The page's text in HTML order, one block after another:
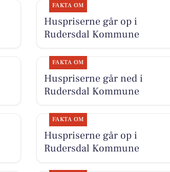
FAKTA OM
Huspriserne går op i
Rudersdal Kommune
FAKTA OM
Huspriserne går ned i
Rudersdal Kommune
FAKTA OM
Huspriserne går op i
Rudersdal Kommune